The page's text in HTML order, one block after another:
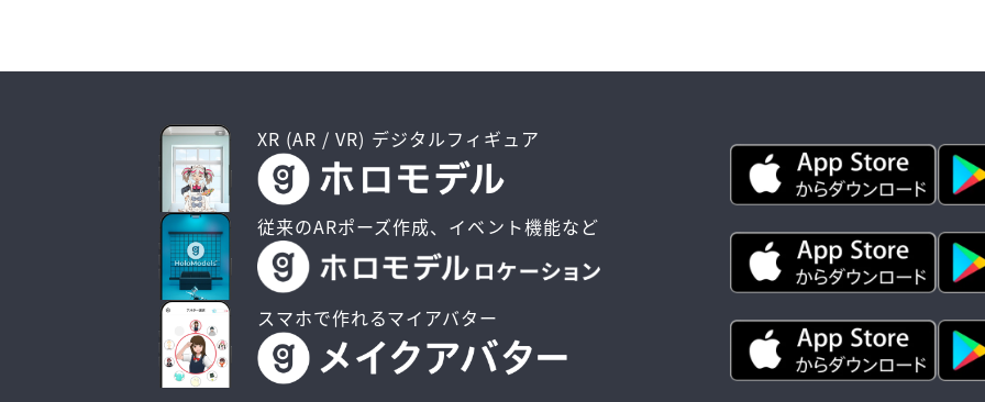
XR (AR / VR) デジタルフィギュア
従来のARポーズ作成、イベント機能など
スマホで作れるマイアバター